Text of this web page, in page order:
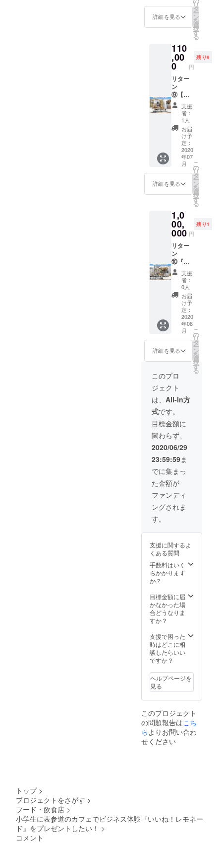
内容：
おうち
でいい
ね！レ
ドキッ
ト ★1
箱あた
りのサ
イズ：
縦
175mm
×横
225mm
×高さ
145mm
★日本
郵便ゆ
うぱっ
くにて
配送
ターン
み画面
下部の
欄】に
ご記載
頂きま
すよう
お願い
申し上
げま
す。体
験イベ
ントは
土・
日・祭
日を中
心に１
日３部
制で実
施して
す。学
年別に
ており
ます。
なお、
イベン
ト実施
中、平
日とも
に並行
して通
常のカ
フェ営
業も行
いま
す。
【第1
部：1〜
2年生の
11:00〜
13:00
部：3〜
6年生の
部】
13:30〜
15:30
【第3
部：3〜
6年生の
部】
16:00〜
18:00
【チ
ケット
申し込
みにつ
いて】
ご兄弟
や、お
合、1回
で購入
できる
チケッ
トの最
名まで
可能で
ござい
ます。
2名で参
加した
い場合
は、
【数量
2：
11,000
うお願
いいた
しま
す。兄
弟で参
加した
チケッ
ト】の
み頂き
ました
ケ
ジュー
ル調整
させて
いただ
きま
す。も
しご希
望の日
時と時
間がご
ざいま
した
ら、リ
ターン
申し込
下部の
【備考
頂きま
すよう
お願い
申し上
げま
す。体
験イベ
ントは
土・
日・祭
日を中
心に１
日３部
制で実
施して
いきま
年別に
分かれ
ます。
なお、
イベン
ト実施
中、平
日とも
に並行
して通
常のカ
フェ営
業も行
いま
す。
【第1
部：1〜
2年生の
部】
11:00〜
部：3〜
6年生の
部】
13:30〜
15:30
【第3
部】
16:00〜
18:00
申し込
みにつ
いて】
ご兄弟
や、お
友達と
たい場
合、1回
で購入
できる
チケッ
トの最
大は20
【数量
店名 :い
スタン
ド表参
7月オー
プン) 住
所 :東京
区神宮
前4-13-
8 最寄
駅:表参
道駅
（銀座
線・半
蔵門・
千代田
線）A2
番口よ
り徒歩
体験内
容：お
サポー
トや、
ドリン
や接
客。 営
業時
間：
12:00〜
19:00 ※
開催場
所まで
の交通
費は支
援者さ
までご
ださ
い。
10,000
円を上
せ。
(例)2時
間以上
ご希望
の場合
は、上
乗せ支
援を
10.000
円、支
援金額
合計を
20,000
円とな
るよう
にお願
いいた
しま
の情報
のご質
問がご
ざいま
したら
お気軽
にお申
し付け
くださ
いま
せ。商
品につ
きまし
ては食
品衛生
に関わ
るもの
などの
ていた
合がご
ざいま
【参考
価格】
1時
間・・
10,000
2時
間・・
20,000
円(税込)
3時
間・・
30,000
間)・・
80,000
円(税込)
※カフェ
は通常
営業し
【店舗
紹介】
店名 :い
ド表参
道
(2020年
7月オー
所 :東京
都渋谷
区神宮
前4-13-
駅:表参
道駅
（銀座
線・半
19:00
客さま
に来て
ンライ
ンZoom
で繋い
でのオ
ンライ
ンバー
も可能
です。1
時間1万
円〜(税
込) で借
りるこ
とがで
きま
す。2時
間以上
ご希望
の場合
で応援
しよ
う』欄
にて1時
間あた
り
10,000
円を上
乗せく
ださい
ま
せ。
(例)2時
間借り
たい場
合は上
乗せ支
援を
援金額
合計を
20,000
円とな
るよう
にお願
いいた
しま
す。ド
リンク
代は別
途必要
です。
提供で
きるド
リンク
はハー
トラン
もし他
に提供
したい
ドリン
クなど
があれ
可能で
す。
【参考
間・・
10,000
円(税込)
(19:00
20:00)
2時
間・・
20,000
(19:00
〜
21:00)
3時
間・・
いね！
権利。
午前中
7:00〜
12:00の
営業前
の時間
にゆっ
たりと
使用す
ること
ができ
ます。
12:00〜
19:00は
カフェ
は通常
営業を
いたし
ます。
ムー
ビー撮
影の場
合は別
途ご相
です。2
時間以
上ご希
望の場
合は、
『上乗
せ支援
で応援
しよ
う』欄
にて1時
間あた
10,000
円を上
乗せく
ださい
ま
せ。
(例)2時
間お借
りした
い時間
は上乗
せ支援
を
10.000
円、支
援金額
合計を
20,000
円とな
るよう
にお願
いいた
しま
す。
【参考
間・・
円(税込)
2時
間・・
20,000
円(税込)
間・・
30,000
円(税込)
4時
40,000
円(税込)
5時
間・・
円(税込)
【店舗
紹介】
店名 :い
スタン
ド表参
道
(2020年
7月オー
（銀座
詳細を見る
リ
タ
ー
ン
を
選
択
す
る
110
,00
0 円
残り9
リター
ン
⑨【中
高生〜
大人向
け】表
参道の
カフェ
を1日貸
し切る
ことが
できま
す。イ
ベン
ト、
ポップ
スト
ア、ス
チール
撮影、
動画撮
影をす
ること
ができ
ます。
最大12
時間
(7:00〜
19:00)
自由に
店舗を
使用す
ること
ができ
ます。
貸切の
際はカ
フェ営
業は停
止致し
ます。
【価
格】 1
日(12時
間)・・
110,000
円(税込)
(最大
7:00〜
19:00)
【店舗
紹介】
店名 :い
いね！
道
7月オー
プン) 住
所 :東京
都渋谷
区神宮
8 最寄
駅:表参
道駅
（銀座
蔵門・
千代田
線）A2
番口よ
約3分
通常営
業時
間：
19:00
支援
者：
1人
お届
け予
定：
2020
年07
月
詳細を見る
こ
の
リ
タ
ー
ン
を
選
択
す
る
1,0
00,
000 円
残り1
リター
ン
⑩『い
いね！
スタン
ド表参
道』
ネーミ
ングラ
イツ権
利。 表
参道で
自社の
PRが1
年間で
きる特
別スポ
ンサー
さまを
募集し
ており
ます。
当カ
フェ
は、場
所柄、
情報感
度の高
いお客
さまが
多く、
海外か
らの観
光客も
しゃい
記事掲
載や動
画撮影
など、
メディ
露出も
多数あ
りま
す。 ※
ング
は、原
則とし
て『い
スタン
ド表参
道』の
前に冠
て入る
形とな
りま
す。な
お、企
備考欄
支援
者：
0人
お届
け予
定：
2020
年08
月
詳細を見る
こ
の
リ
タ
ー
ン
を
選
択
す
る
このプロ
ジェクト
は、 All-In方
式です。
目標金額に
関わらず、
2020/06/29
23:59:59ま
でに集まっ
た金額が
ファンディ
ングされま
す。
支援に関するよ
くある質問
手数料はいく
らかかります
か？
目標金額に届
かなかった場
合どうなりま
すか？
支援で困った
時はどこに相
談したらいい
ですか？
ヘルプページを
見る
このプロジェクト
の問題報告はこち
ら よりお問い合わ
せください
トップ >
プロジェクトをさがす >
フード・飲食店 >
小学生に表参道のカフェでビジネス体験『いいね！レモネー
ド』をプレゼントしたい！ >
コメント